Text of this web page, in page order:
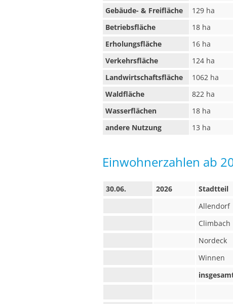
Gebäude- & Freifläche
129 ha
Betriebsfläche
18 ha
Erholungsfläche
16 ha
Verkehrsfläche
124 ha
Landwirtschaftsfläche
1062 ha
Waldfläche
822 ha
Wasserflächen
18 ha
andere Nutzung
13 ha
Einwohnerzahlen ab
30.06. 2026 Stadtteil
Allendorf
Climbach
Nordeck
Winnen